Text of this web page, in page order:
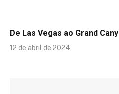
De Las Vegas ao Grand
12 de abril de 2024